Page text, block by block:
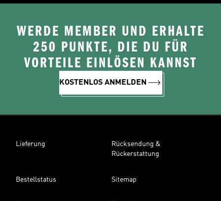
WERDE MEMBER UND ERHALTE
250 PUNKTE, DIE DU FÜR
VORTEILE EINLÖSEN KANNST
KOSTENLOS ANMELDEN
Lieferung
Rücksendung &
Rückerstattung
Bestellstatus Sitemap